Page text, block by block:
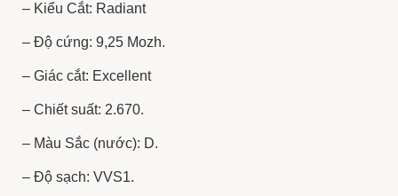
– Kiểu Cắt: Radiant
– Độ cứng: 9,25 Mozh.
– Giác cắt: Excellent
– Chiết suất: 2.670.
– Màu Sắc (nước): D.
– Độ sạch: VVS1.